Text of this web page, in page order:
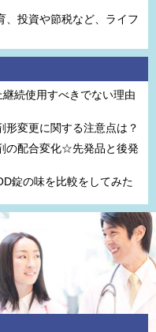
、投資や節税など、ライフ
続使用すべきでない理由
形変更に関する注意点は？
の配合変化☆先発品と後発
錠の味を比較をしてみた